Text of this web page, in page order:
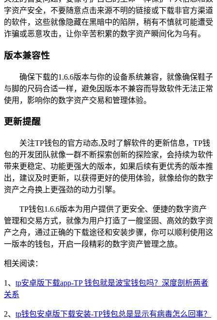
字资产安全，不要随意点击来源不明的链接或下载非官方渠道
的软件，这些就像隐藏在黑暗中的陷阱，稍有不慎就可能遭受
诈骗或恶意攻击，让你辛苦积累的数字资产瞬间化为乌有。
版本兼容性
确保下载的1.6.6版本与你的设备系统兼容，就像确保鞋子
与脚的尺码合适一样，避免因版本不兼容而导致软件无法正常
使用，影响你的数字资产交易和管理体验。
更新提醒
关注TP钱包的官方动态,及时了解软件的更新信息，TP钱
包的开发团队就像一群不断探索创新的探险家，会持续为软件
带来更稳定、功能更强大的版本，如果后续有更优秀的版本推
出，建议及时更新，以获得更好的使用体验，就像给你的数字
资产之舟换上更强劲的动力引擎。
TP钱包1.6.6版本为用户提供了更安全、便捷的数字资产
管理和交易方式，就像为用户打造了一艘坚固、高效的数字资
产之舟，通过正确的下载途径和安装步骤，你可以顺利使用这
一版本的钱包，开启一段精彩的数字资产管理之旅。
相关阅读：
1、 tp安卓版下载app-TP 钱包就是波宝钱包吗？深度剖析两者
关系
2、 tp钱包安卓版下载安装-TP钱包总是显示有病毒怎么回事？